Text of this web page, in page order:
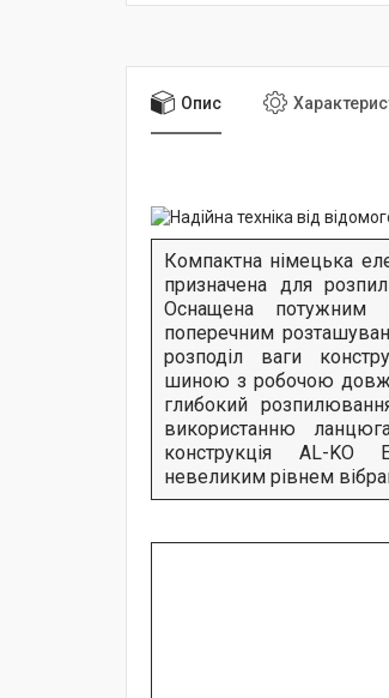
Опис
Компактна німецька
призначена для
Оснащена потужним
поперечним
розподіл ваги
шиною з робочою
глибокий
використанню
конструкція AL-KO
невеликим рівнем